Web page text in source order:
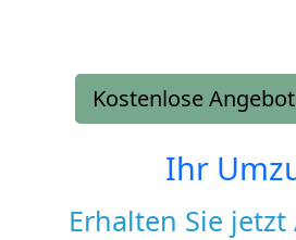
Kostenlose
Ihr
Erhalten Sie